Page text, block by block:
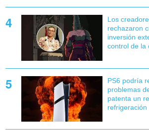
Los
rechazaron
inversión
control de la
PS6 podría
problemas
patenta un
refrigeración